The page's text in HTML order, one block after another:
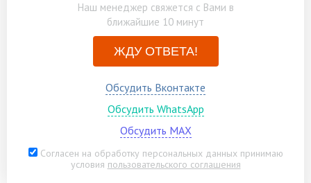
Наш менеджер свяжется с Вами в
ближайшие 10 минут
ЖДУ ОТВЕТА!
Обсудить Вконтакте
Обсудить WhatsApp
Обсудить MAX
Согласен на обработку персональных данных принимаю
условия пользовательского соглашения